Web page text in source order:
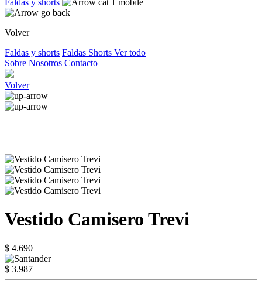
Faldas y shorts
Volver
Faldas y shorts Faldas Shorts Ver todo
Sobre Nosotros Contacto
Volver
Vestido Camisero Trevi
$ 4.690
$ 3.987